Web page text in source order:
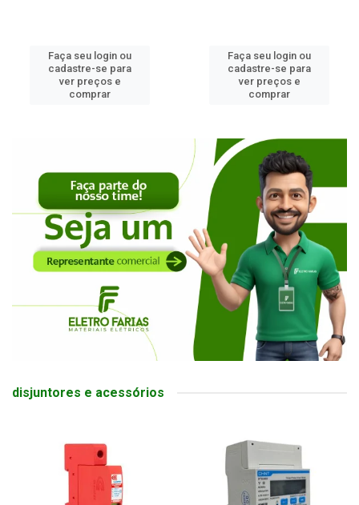
Faça seu login ou
cadastre-se para
ver preços e
comprar
Faça seu login ou
cadastre-se para
ver preços e
comprar
disjuntores e acessórios